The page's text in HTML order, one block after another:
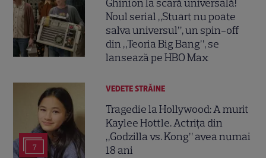
Ghinion la scară universală!
Noul serial „Stuart nu poate
salva universul”, un spin-off
din „Teoria Big Bang”, se
lansează pe HBO Max
7
VEDETE STRĂINE
Tragedie la Hollywood: A murit
Kaylee Hottle. Actrița din
„Godzilla vs. Kong” avea numai
18 ani